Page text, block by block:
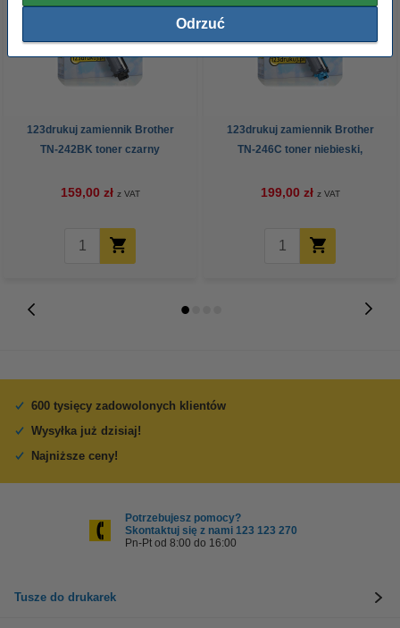
Odrzuć
123drukuj zamiennik Brother
TN-242BK toner czarny
159,00 zł z VAT
123drukuj zamiennik Brother
TN-246C toner niebieski,
199,00 zł z VAT
600 tysięcy zadowolonych klientów
Wysyłka już dzisiaj!
Najniższe ceny!
Potrzebujesz pomocy?
Skontaktuj się z nami 123 123 270
Pn-Pt od 8:00 do 16:00
Tusze do drukarek